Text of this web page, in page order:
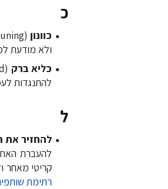
כ
כוונון
ולא מודעת
כליא ברק
להתנגדות
ל
להחזיר את
להעברת
קריטי מאחר
רתימת